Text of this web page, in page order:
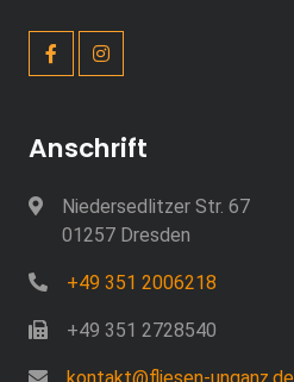
Anschrift
Niedersedlitzer Str. 67
01257 Dresden
+49 351 2006218
+49 351 2728540